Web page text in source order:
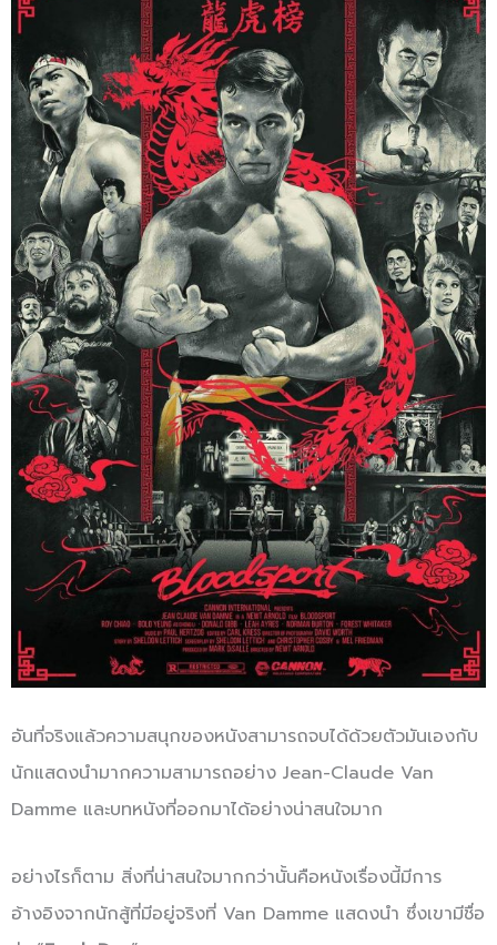
อันที่จริงแล้วความสนุกของหนังสามารถจบได้ด้วยตัวมันเองกับ
นักแสดงนำมากความสามารถอย่าง Jean-Claude Van
Damme และบทหนังที่ออกมาได้อย่างน่าสนใจมาก
อย่างไรก็ตาม สิ่งที่น่าสนใจมากกว่านั้นคือหนังเรื่องนี้มีการ
อ้างอิงจากนักสู้ที่มีอยู่จริงที่ Van Damme แสดงนำ ซึ่งเขามีชื่อ